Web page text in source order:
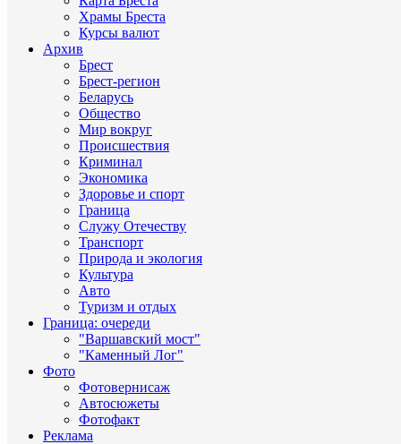
Храмы Бреста
Курсы валют
Архив
Брест
Брест-регион
Беларусь
Общество
Мир вокруг
Происшествия
Криминал
Экономика
Здоровье и спорт
Граница
Служу Отечеству
Транспорт
Природа и экология
Культура
Авто
Туризм и отдых
Граница: очереди
"Варшавский мост"
"Каменный Лог"
Фото
Фотовернисаж
Автосюжеты
Фотофакт
Реклама